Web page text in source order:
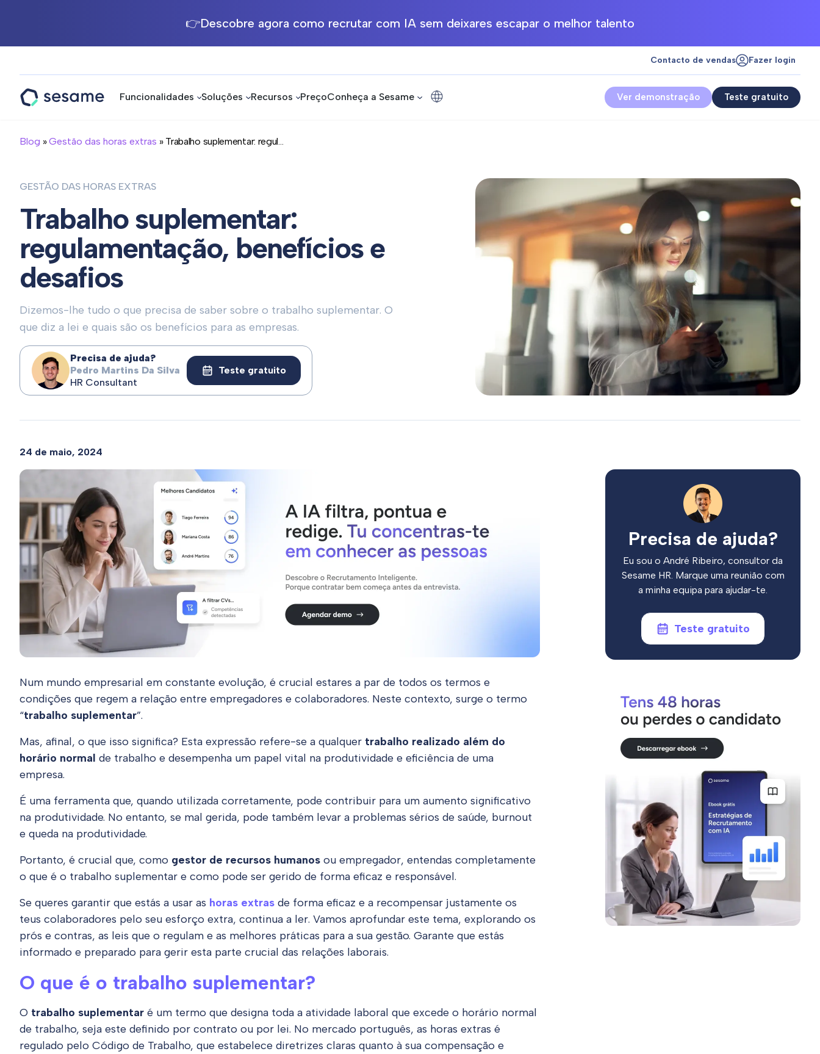
👉Descobre agora como recrutar com IA sem deixares escapar o melhor talento
Contacto de vendas Fazer login
Funcionalidades Soluções Recursos PreçoConheça a Sesame Teste gratuito
Ver demonstração
Blog »Gestão das horas extras » Trabalho suplementar: regul...
GESTÃO DAS HORAS EXTRAS
Trabalho suplementar:
regulamentação, benefícios e
desafios
Dizemos-lhe tudo o que precisa de saber sobre o trabalho suplementar. O
que diz a lei e quais são os benefícios para as empresas.
Precisa de ajuda?
Pedro Martins Da Silva
HR Consultant
Teste gratuito
24 de maio, 2024
Num mundo empresarial em constante evolução, é crucial estares a par de todos os termos e
condições que regem a relação entre empregadores e colaboradores. Neste contexto, surge o termo
“trabalho suplementar”.
Mas, afinal, o que isso significa? Esta expressão refere-se a qualquer trabalho realizado além do
horário normal de trabalho e desempenha um papel vital na produtividade e eficiência de uma
empresa.
É uma ferramenta que, quando utilizada corretamente, pode contribuir para um aumento significativo
na produtividade. No entanto, se mal gerida, pode também levar a problemas sérios de saúde, burnout
e queda na produtividade.
Portanto, é crucial que, como gestor de recursos humanos ou empregador, entendas completamente
o que é o trabalho suplementar e como pode ser gerido de forma eficaz e responsável.
Se queres garantir que estás a usar as horas extras de forma eficaz e a recompensar justamente os
teus colaboradores pelo seu esforço extra, continua a ler. Vamos aprofundar este tema, explorando os
prós e contras, as leis que o regulam e as melhores práticas para a sua gestão. Garante que estás
informado e preparado para gerir esta parte crucial das relações laborais.
O que é o trabalho suplementar?
O trabalho suplementar é um termo que designa toda a atividade laboral que excede o horário normal
de trabalho, seja este definido por contrato ou por lei. No mercado português, as horas extras é
regulado pelo Código de Trabalho, que estabelece diretrizes claras quanto à sua compensação e
Precisa de ajuda?
Eu sou o André Ribeiro, consultor da
Sesame HR. Marque uma reunião com
a minha equipa para ajudar-te.
Teste gratuito